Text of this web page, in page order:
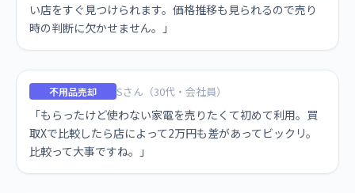
い店をすぐ見つけられます。価格推移も見られるので売り
時の判断に欠かせません。」
不用品売却 Sさん（30代・会社員）
「もらったけど使わない家電を売りたくて初めて利用。買
取Xで比較したら店によって2万円も差があってビックリ。
比較って大事ですね。」